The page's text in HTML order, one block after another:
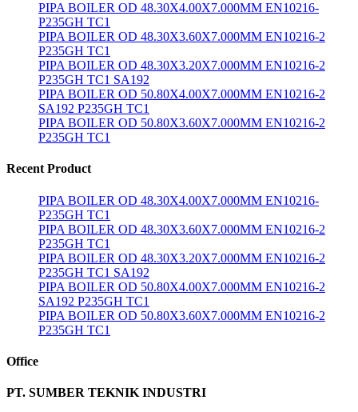
PIPA BOILER OD 48.30X4.00X7.000MM EN10216-
P235GH TC1
PIPA BOILER OD 48.30X3.60X7.000MM EN10216-2
P235GH TC1
PIPA BOILER OD 48.30X3.20X7.000MM EN10216-2
P235GH TC1 SA192
PIPA BOILER OD 50.80X4.00X7.000MM EN10216-2
SA192 P235GH TC1
PIPA BOILER OD 50.80X3.60X7.000MM EN10216-2
P235GH TC1
Recent Product
PIPA BOILER OD 48.30X4.00X7.000MM EN10216-
P235GH TC1
PIPA BOILER OD 48.30X3.60X7.000MM EN10216-2
P235GH TC1
PIPA BOILER OD 48.30X3.20X7.000MM EN10216-2
P235GH TC1 SA192
PIPA BOILER OD 50.80X4.00X7.000MM EN10216-2
SA192 P235GH TC1
PIPA BOILER OD 50.80X3.60X7.000MM EN10216-2
P235GH TC1
Office
PT. SUMBER TEKNIK INDUSTRI